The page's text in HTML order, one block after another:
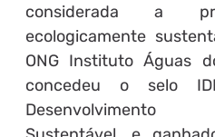
considerada a
ecologicamente
ONG Instituto Águas
concedeu o selo
Desenvolvimento